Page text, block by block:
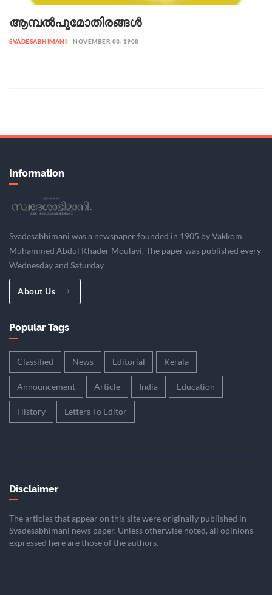
ആമ്പൽപൂമോതിരങ്ങൾ
SVADESABHIMANI NOVEMBER 03, 1908
Information
Svadesabhimani was a newspaper founded in 1905 by Vakkom
Muhammed Abdul Khader Moulavi. The paper was published every
Wednesday and Saturday.
About Us
Popular Tags
Classified News Editorial Kerala
Announcement Article India Education
History Letters To Editor
Disclaimer
The articles that appear on this site were originally published in
Svadesabhimani news paper. Unless otherwise noted, all opinions
expressed here are those of the authors.